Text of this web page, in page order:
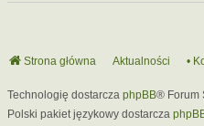
Strona główna Aktualności •
Technologię dostarcza phpBB® Forum
Polski pakiet językowy dostarcza